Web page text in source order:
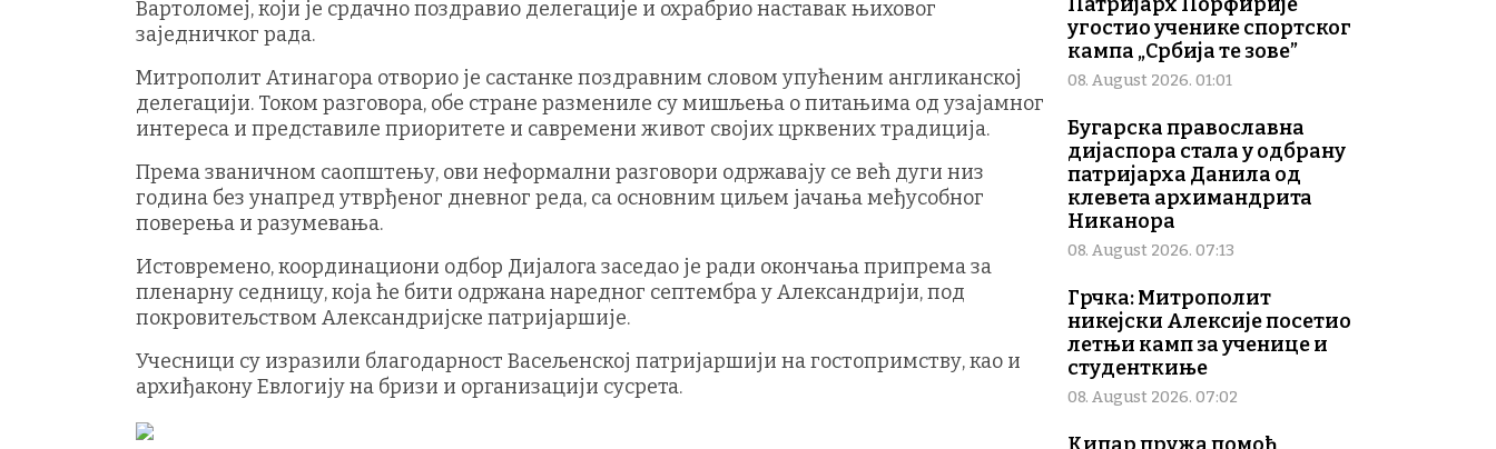
Вартоломеј, који је срдачно поздравио делегације и охрабрио наставак њиховог
заједничког рада.
Митрополит Атинагора отворио је састанке поздравним словом упућеним англиканској
делегацији. Током разговора, обе стране размениле су мишљења о питањима од узајамног
интереса и представиле приоритете и савремени живот својих црквених традиција.
Према званичном саопштењу, ови неформални разговори одржавају се већ дуги низ
година без унапред утврђеног дневног реда, са основним циљем јачања међусобног
поверења и разумевања.
Истовремено, координациони одбор Дијалога заседао је ради окончања припрема за
пленарну седницу, која ће бити одржана наредног септембра у Александрији, под
покровитељством Александријске патријаршије.
Учесници су изразили благодарност Васељенској патријаршији на гостопримству, као и
архиђакону Евлогију на бризи и организацији сусрета.
угостио ученике спортског
кампа „Србија те зове”
08. August 2026. 01:01
Бугарска православна
дијаспора стала у одбрану
патријарха Данила од
клевета архимандрита
Никанора
08. August 2026. 07:13
Грчка: Митрополит
никејски Алексије посетио
летњи камп за ученице и
студенткиње
08. August 2026. 07:02